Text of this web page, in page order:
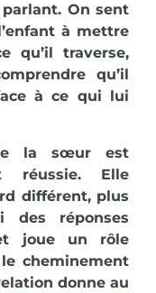
On sent
à mettre
qu’il traverse,
qu’il
à ce qui lui
la sœur est
réussie. Elle
différent, plus
des réponses
joue un rôle
cheminement
donne au